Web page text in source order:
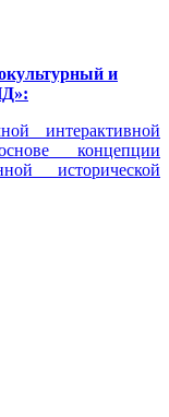
и
интерактивной
концепции
исторической